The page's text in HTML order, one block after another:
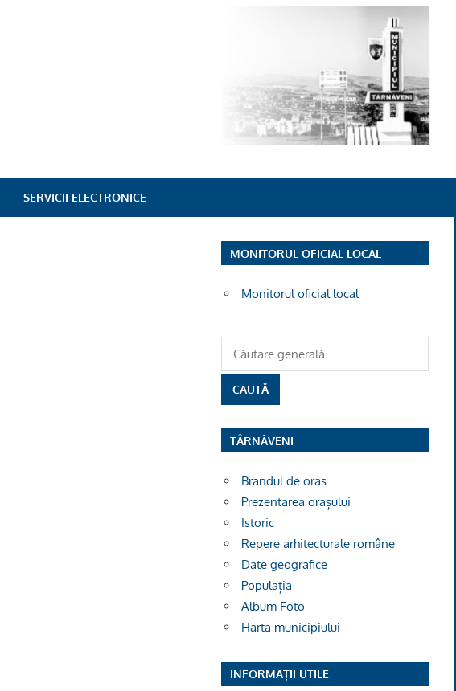
SERVICII ELECTRONICE
MONITORUL OFICIAL LOCAL
Monitorul oficial local
TÂRNĂVENI
Brandul de oras
Prezentarea orașului
Istoric
Repere arhitecturale române
Date geografice
Populația
Album Foto
Harta municipiului
INFORMAȚII UTILE